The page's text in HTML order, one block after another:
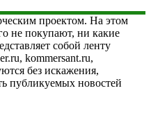
проектом. На этом
не покупают, ни какие
собой ленту
kommersant.ru,
без искажения,
публикуемых новостей